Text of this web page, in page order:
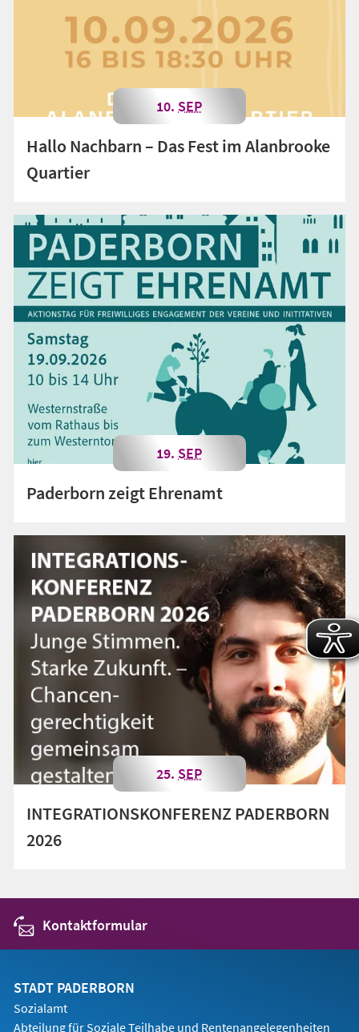
Hallo Nachbarn – Das Fest im Alanbrooke
Quartier
10. SEP
Paderborn zeigt Ehrenamt
19. SEP
INTEGRATIONSKONFERENZ PADERBORN
2026
25. SEP
Kontaktformular
STADT PADERBORN
Sozialamt
Abteilung für Soziale Teilhabe und Rentenangelegenheiten